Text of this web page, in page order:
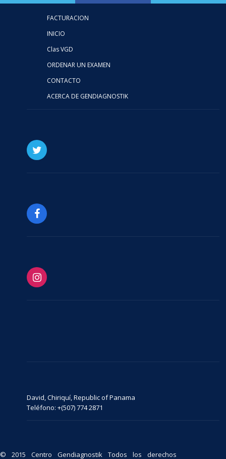
FACTURACION
INICIO
Clas VGD
ORDENAR UN EXAMEN
CONTACTO
ACERCA DE GENDIAGNOSTIK
David, Chiriquí, Republic of Panama
Teléfono: +(507) 774 2871
© 2015 Centro Gendiagnostik Todos los derechos